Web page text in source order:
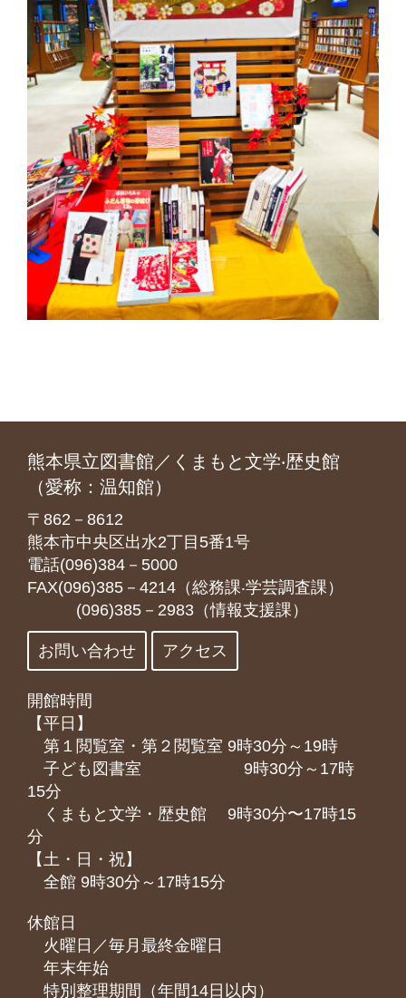
熊本県立図書館／くまもと文学‧歴史館
（愛称：温知館）
〒862－8612
熊本市中央区出水2丁目5番1号
電話(096)384－5000
FAX(096)385－4214（総務課‧学芸調査課）
(096)385－2983（情報支援課）
お問い合わせ アクセス
開館時間
【平日】
第１閲覧室・第２閲覧室 9時30分～19時
子ども図書室 9時30分～17時
15分
くまもと⽂学・歴史館 9時30分〜17時15
分
【土・日・祝】
全館 9時30分～17時15分
休館日
火曜日／毎月最終金曜日
年末年始
特別整理期間（年間14日以内）